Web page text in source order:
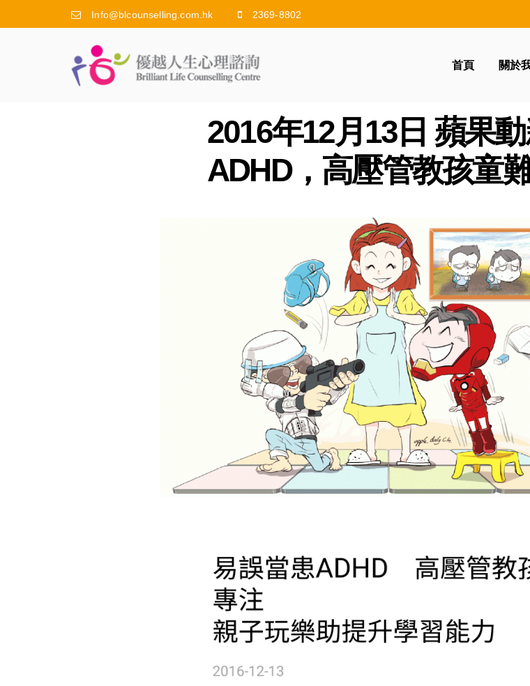
Info@blcounselling.com.hk 2369-8802
首頁 關於
2016年12月13日 蘋果
ADHD，高壓管教孩童